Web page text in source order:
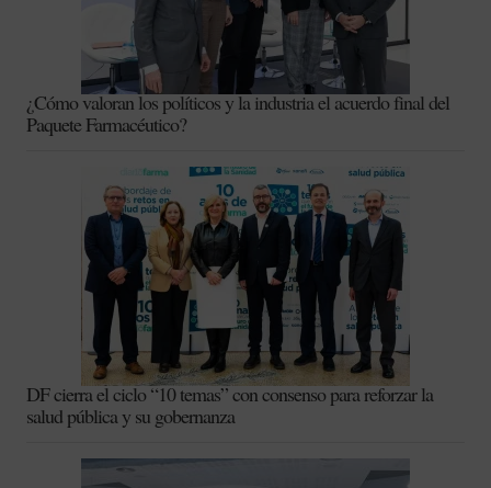
¿Cómo valoran los políticos y la industria el acuerdo final del
Paquete Farmacéutico?
DF cierra el ciclo “10 temas” con consenso para reforzar la
salud pública y su gobernanza